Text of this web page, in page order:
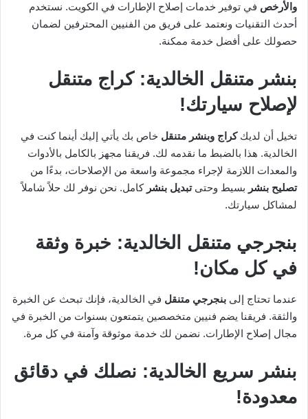
والأرخص في توفير خدمات إصلاح الإطارات في الكويت. نستخدم
أحدث التقنيات ونعتمد على فريق من الفنيين المحترفين لضمان
حصولك على أفضل خدمة ممكنة.
بنشر متنقل الخالدية: كراج متنقل
لإصلاح سيارتك!
تخيل أن لديككراج وبنشر متنقل خاص بك يأتي إليك أينما كنت في
الخالدية. هذا بالضبط ما نقدمه لك. فريقنا مجهز بالكامل بالأدوات
والمعدات اللازمة لإجراء مجموعة واسعة من الإصلاحات، بدءًا من
تصليح بنشر بسيط وحتىتبديل بنشر كامل. نحن نوفر لك حلاً شاملاً
لمشاكل سيارتك.
بنجرجي متنقل الخالدية: خبرة وثقة
في كل مكان!
عندما تحتاج إلى بنجرجي متنقل في الخالدية، فإنك تبحث عن الخبرة
والثقة. فريقنا يضم فنيين متخصصين يتمتعون بسنوات من الخبرة في
مجال إصلاح الإطارات. نضمن لك خدمة موثوقة وآمنة في كل مرة.
بنشر سريع الخالدية: نصلك في دقائق
معدودة!